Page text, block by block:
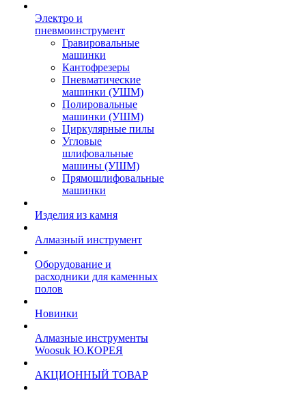
Электро и
пневмоинструмент
Гравировальные
машинки
Кантофрезеры
Пневматические
машинки (УШМ)
Полировальные
машинки (УШМ)
Циркулярные пилы
Угловые
шлифовальные
машины (УШМ)
Прямошлифовальные
машинки
Изделия из камня
Алмазный инструмент
Оборудование и
расходники для каменных
полов
Новинки
Алмазные инструменты
Woosuk Ю.КОРЕЯ
АКЦИОННЫЙ ТОВАР